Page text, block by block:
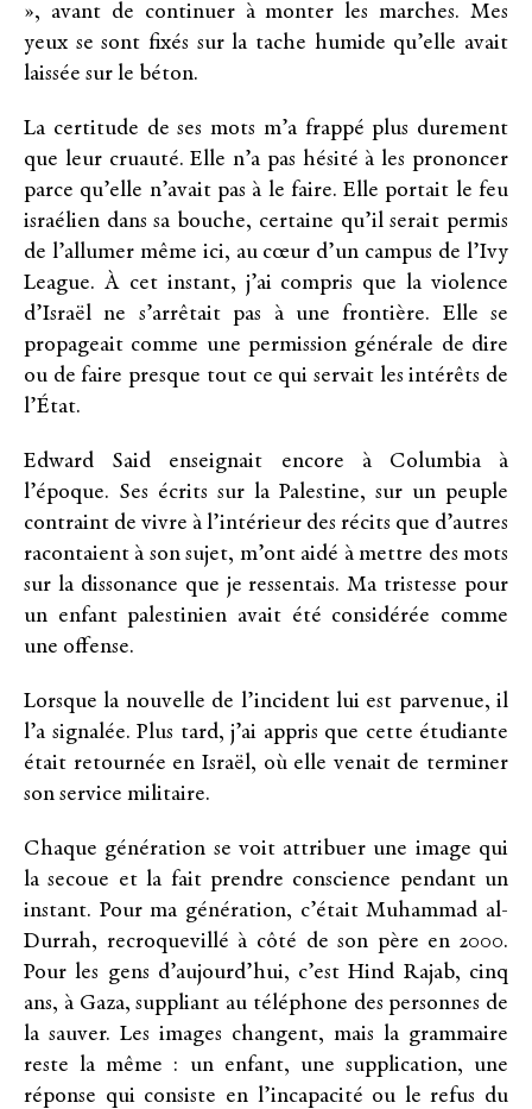
», avant de continuer à monter les marches. Mes
yeux se sont fixés sur la tache humide qu’elle avait
laissée sur le béton.
La certitude de ses mots m’a frappé plus durement
que leur cruauté. Elle n’a pas hésité à les prononcer
parce qu’elle n’avait pas à le faire. Elle portait le feu
israélien dans sa bouche, certaine qu’il serait permis
de l’allumer même ici, au cœur d’un campus de l’Ivy
League. À cet instant, j’ai compris que la violence
d’Israël ne s’arrêtait pas à une frontière. Elle se
propageait comme une permission générale de dire
ou de faire presque tout ce qui servait les intérêts de
l’État.
Edward Said enseignait encore à Columbia à
l’époque. Ses écrits sur la Palestine, sur un peuple
contraint de vivre à l’intérieur des récits que d’autres
racontaient à son sujet, m’ont aidé à mettre des mots
sur la dissonance que je ressentais. Ma tristesse pour
un enfant palestinien avait été considérée comme
une offense.
Lorsque la nouvelle de l’incident lui est parvenue, il
l’a signalée. Plus tard, j’ai appris que cette étudiante
était retournée en Israël, où elle venait de terminer
son service militaire.
Chaque génération se voit attribuer une image qui
la secoue et la fait prendre conscience pendant un
instant. Pour ma génération, c’était Muhammad al-
Durrah, recroquevillé à côté de son père en 2000.
Pour les gens d’aujourd’hui, c’est Hind Rajab, cinq
ans, à Gaza, suppliant au téléphone des personnes de
la sauver. Les images changent, mais la grammaire
reste la même : un enfant, une supplication, une
réponse qui consiste en l’incapacité ou le refus du